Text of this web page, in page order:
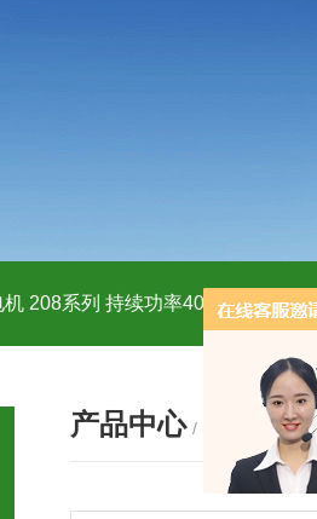
208系列 持续功率40kw
机MTES 132SB/2参数及应用
MTES 160MA/2参数及应用
产品中心 / PRODUCTS